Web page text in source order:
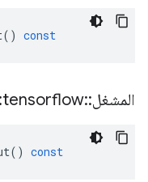
() const
المشغل::
tensorflow
() const